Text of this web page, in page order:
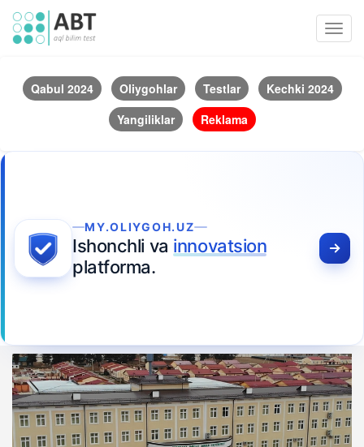
Qabul 2024 Oliygohlar Testlar
Kechki 2024
Yangiliklar
Reklama
MY.OLIYGOH.UZ
Ishonchli va innovatsion
platforma.